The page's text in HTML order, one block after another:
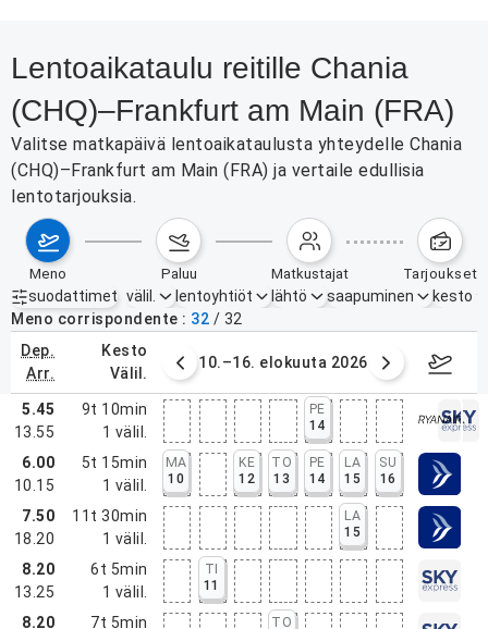
Lentoaikataulu reitille Chania
(CHQ)–Frankfurt am Main (FRA)
Valitse matkapäivä lentoaikataulusta yhteydelle Chania
(CHQ)–Frankfurt am Main (FRA) ja vertaile edullisia
lentotarjouksia.
meno paluu matkustajat tarjoukset
suodattimet
Aktiiviset suodattimet ei mitään
välil. lentoyhtiöt lähtö saapuminen
kesto
Meno corrispondente
32 / 32
dep.
arr.
kesto
välil.
elokuuta 2026 10.–16. elokuuta 2026
5.45
13.55
9t 10min
1 välil.
PE
14
6.00
10.15
5t 15min
1 välil.
MA
10
KE
12
TO
13
PE
14
LA
15
SU
16
7.50
18.20
11t 30min
1 välil.
LA
15
8.20
13.25
6t 5min
1 välil.
TI
11
8.20
7t 5min
TO